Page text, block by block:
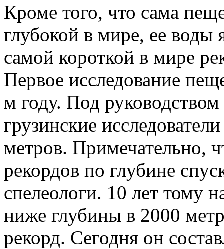
Кроме того, что сама
глубокой в мире, ее воды
самой короткой в мире
Первое исследование
м году. Под
грузинские
метров. Примечательно,
рекордов по глубине
спелеологи. 10 лет тому
ниже глубины в 2000
рекорд. Сегодня он